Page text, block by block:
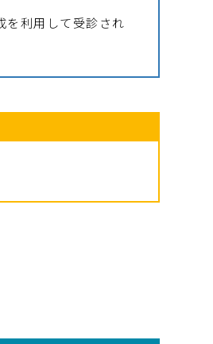
を利用して受診され